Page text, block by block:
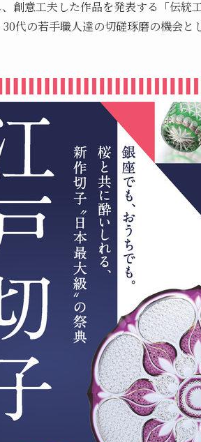
創意工夫した作品を発表する「伝統
代の若手職人達の切磋琢磨の機会と